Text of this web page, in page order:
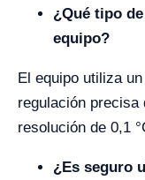
¿Qué tipo
equipo?
El equipo utiliza
regulación precisa
resolución de 0,1
¿Es seguro